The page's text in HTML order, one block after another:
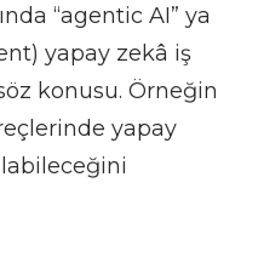
“agentic AI” ya
yapay zekâ iş
konusu. Örneğin
yapay